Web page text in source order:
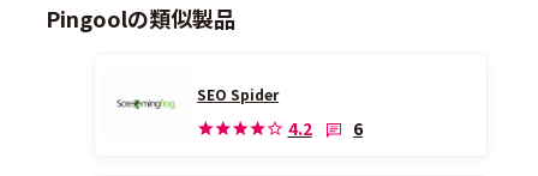
Pingoolの類似製品
SEO Spider
4.2 6